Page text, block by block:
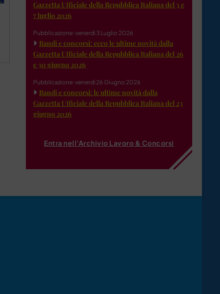
Gazzetta Ufficiale della Repubblica Italiana del 3 e
7 luglio 2026
Pubblicazione: venerdì 3 Luglio 2026
Bandi e concorsi: ecco le ultime novità dalla
Gazzetta Ufficiale della Repubblica Italiana del 26
e 30 giugno 2026
Pubblicazione: venerdì 26 Giugno 2026
Bandi e concorsi: le ultime novità dalla
Gazzetta Ufficiale della Repubblica Italiana del 23
giugno 2026
Entra nell'Archivio Lavoro & Concorsi